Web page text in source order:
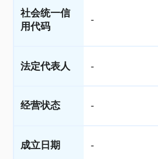
社会统一信
用代码
-
法定代表人 -
经营状态 -
成立日期 -